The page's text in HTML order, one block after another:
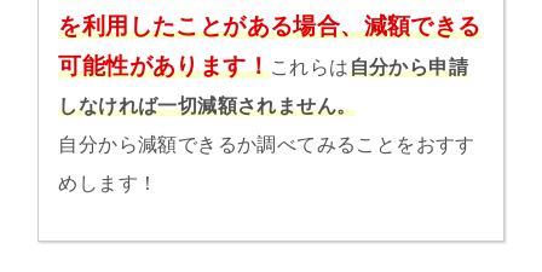
を利用したことがある場合、減額できる
可能性があります！これらは自分から申請
しなければ一切減額されません。
自分から減額できるか調べてみることをおすす
めします！